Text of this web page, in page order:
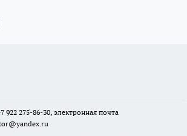
922 275-86-30, электронная почта